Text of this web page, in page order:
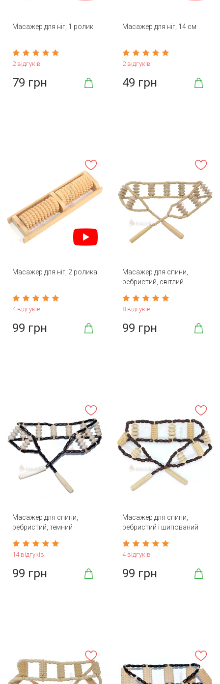
Масажер для ніг, 1 ролик
2 відгуків
79 грн
Масажер для ніг, 14 см
2 відгуків
49 грн
Масажер для ніг, 2 ролика
4 відгуків
99 грн
Масажер для спини,
ребристий, світлий
8 відгуків
99 грн
Масажер для спини,
ребристий, темний
14 відгуків
99 грн
Масажер для спини,
ребристий і шипований
4 відгуків
99 грн